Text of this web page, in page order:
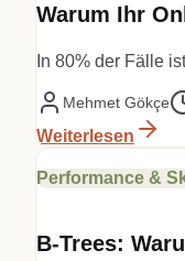
Warum Ihr
In 80% der Fälle
Mehmet Gökçe
Weiterlesen
Performance &
B-Trees: